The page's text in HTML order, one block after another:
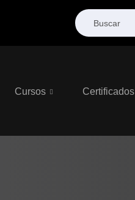
Cursos Certificados